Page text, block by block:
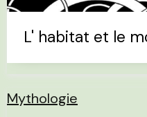
L' habitat et le
Mythologie